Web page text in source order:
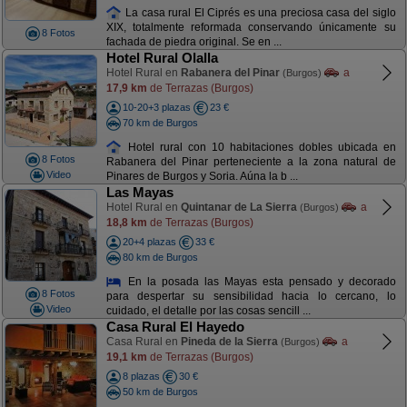
8 Fotos
La casa rural El Ciprés es una preciosa casa del siglo
XIX, totalmente reformada conservando únicamente su
fachada de piedra original. Se en ...
8 Fotos
Video
Hotel Rural Olalla
Hotel Rural en Rabanera del Pinar (Burgos)
a
17,9 km de Terrazas (Burgos)
10-20+3 plazas
23 €
70 km de Burgos
Hotel rural con 10 habitaciones dobles ubicada en
Rabanera del Pinar perteneciente a la zona natural de
Pinares de Burgos y Soria. Aúna la b ...
8 Fotos
Video
Las Mayas
Hotel Rural en Quintanar de La Sierra (Burgos)
a
18,8 km de Terrazas (Burgos)
20+4 plazas
33 €
80 km de Burgos
En la posada las Mayas esta pensado y decorado
para despertar su sensibilidad hacia lo cercano, lo
cuidado, el detalle por las cosas sencill ...
Casa Rural El Hayedo
Casa Rural en Pineda de la Sierra (Burgos)
a
19,1 km de Terrazas (Burgos)
8 plazas
30 €
50 km de Burgos